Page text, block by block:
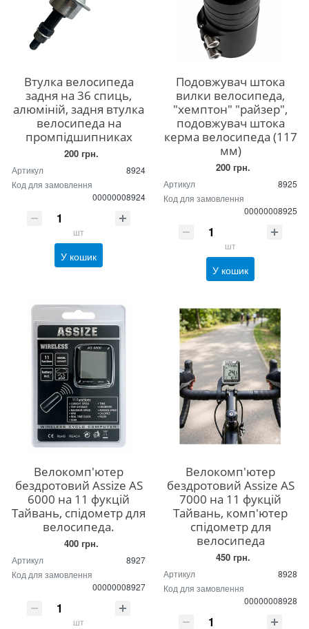
Втулка велосипеда
задня на 36 спиць,
алюміній, задня втулка
велосипеда на
промпідшипниках
200 грн.
Артикул
8924
Код для замовлення
00000008924
шт
У кошик
Подовжувач штока
вилки велосипеда,
"хемптон" "райзер",
подовжувач штока
керма велосипеда (117
мм)
200 грн.
Артикул
8925
Код для замовлення
00000008925
шт
У кошик
Велокомп'ютер
бездротовий Assize AS
6000 на 11 фукцій
Тайвань, спідометр для
велосипеда.
400 грн.
Артикул
8927
Код для замовлення
00000008927
шт
Велокомп'ютер
бездротовий Assize AS
7000 на 11 фукцій
Тайвань, комп'ютер
спідометр для
велосипеда
450 грн.
Артикул
8928
Код для замовлення
00000008928